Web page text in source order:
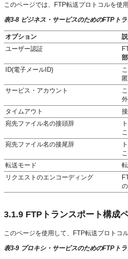
このページでは、FTP転送プロトコルを使
表3-8 ビジネス・サービスのためのFTPト
オプション
ユーザー認証
ID(電子メールID)
サービス・アカウント
タイムアウト
宛先ファイル名の接頭辞
宛先ファイル名の接尾辞
転送モード
リクエストのエンコーディング
3.1.9 FTPトランスポート構成
このページを使用して、FTP転送プロトコ
表3-9 プロキシ・サービスのためのFTPト